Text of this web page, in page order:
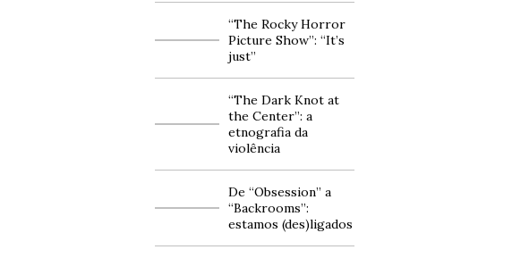
“The Rocky Horror
Picture Show”: “It’s
just”
“The Dark Knot at
the Center”: a
etnografia da
violência
De “Obsession” a
“Backrooms”:
estamos (des)ligados